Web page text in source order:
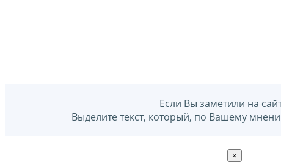
Если Вы заметили на
Выделите текст, который, по Вашему
×